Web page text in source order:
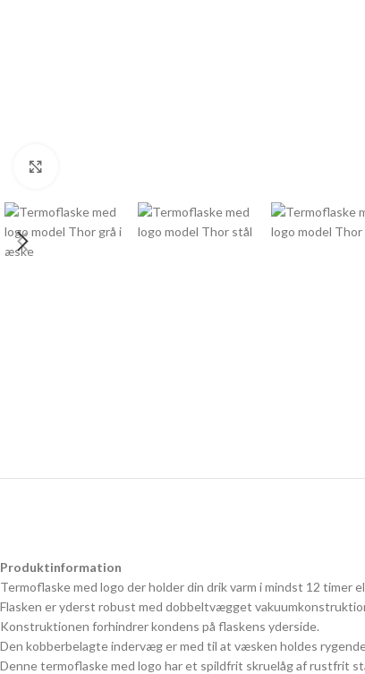
Produktinformation
Termoflaske med logo der holder din drik varm i mindst 12 timer
Flasken er yderst robust med dobbeltvægget
Konstruktionen forhindrer kondens på flaskens yderside.
Den kobberbelagte indervæg er med til at væsken holdes
Denne termoflaske med logo har et spildfrit skruelåg af rustfrit